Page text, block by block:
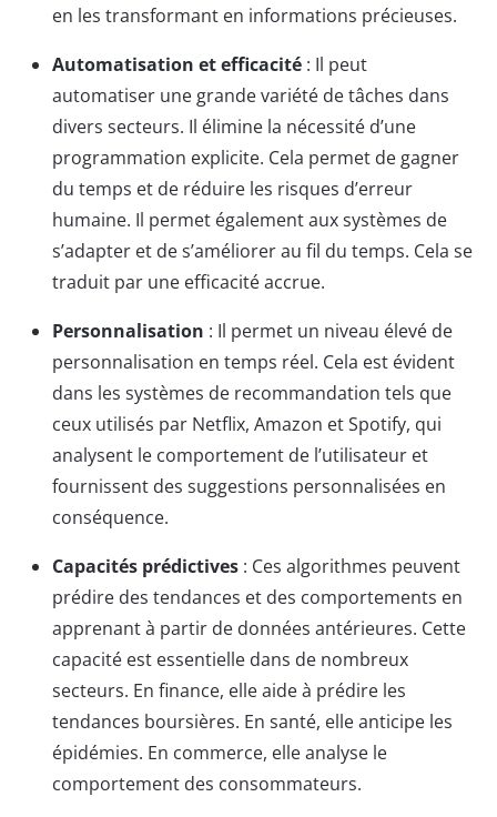
en les transformant en informations précieuses.
Automatisation et efficacité : Il peut
automatiser une grande variété de tâches dans
divers secteurs. Il élimine la nécessité d’une
programmation explicite. Cela permet de gagner
du temps et de réduire les risques d’erreur
humaine. Il permet également aux systèmes de
s’adapter et de s’améliorer au fil du temps. Cela se
traduit par une efficacité accrue.
Personnalisation : Il permet un niveau élevé de
personnalisation en temps réel. Cela est évident
dans les systèmes de recommandation tels que
ceux utilisés par Netflix, Amazon et Spotify, qui
analysent le comportement de l’utilisateur et
fournissent des suggestions personnalisées en
conséquence.
Capacités prédictives : Ces algorithmes peuvent
prédire des tendances et des comportements en
apprenant à partir de données antérieures. Cette
capacité est essentielle dans de nombreux
secteurs. En finance, elle aide à prédire les
tendances boursières. En santé, elle anticipe les
épidémies. En commerce, elle analyse le
comportement des consommateurs.